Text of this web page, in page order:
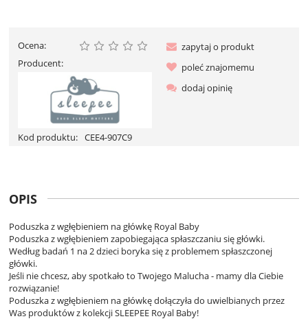
Ocena:
Producent:
Kod produktu: CEE4-907C9
zapytaj o produkt
poleć znajomemu
dodaj opinię
OPIS
Poduszka z wgłębieniem na główkę Royal Baby
Poduszka z wgłębieniem zapobiegająca spłaszczaniu się główki.
Według badań 1 na 2 dzieci boryka się z problemem spłaszczonej
główki.
Jeśli nie chcesz, aby spotkało to Twojego Malucha - mamy dla Ciebie
rozwiązanie!
Poduszka z wgłębieniem na główkę dołączyła do uwielbianych przez
Was produktów z kolekcji SLEEPEE Royal Baby!